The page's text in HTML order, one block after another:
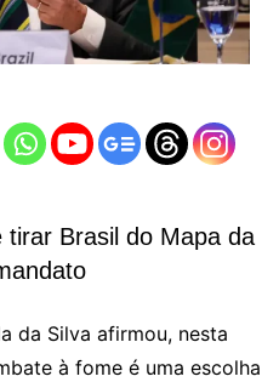
tirar Brasil do Mapa da
da Silva afirmou, nesta
à fome é uma escolha